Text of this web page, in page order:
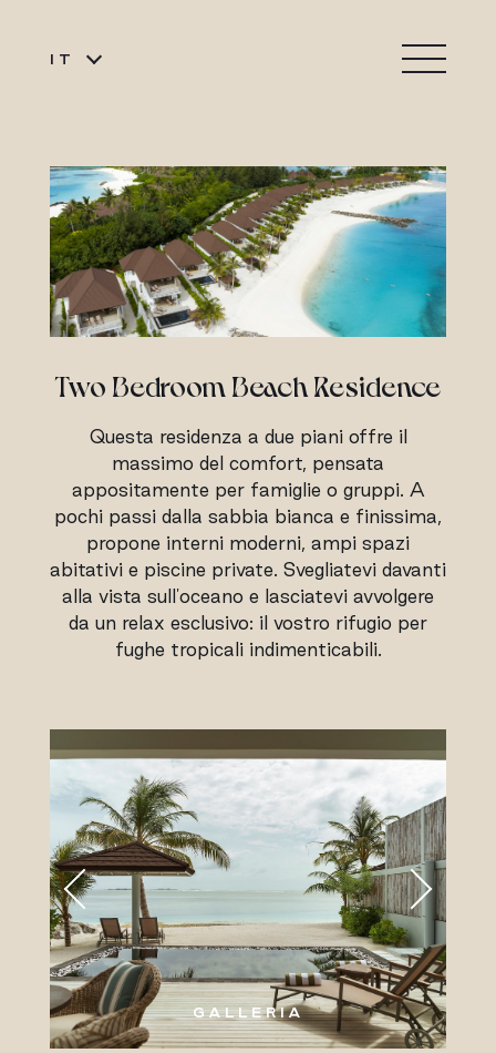
IT
Two Bedroom Beach Residence
Questa residenza a due piani offre il
massimo del comfort, pensata
appositamente per famiglie o gruppi. A
pochi passi dalla sabbia bianca e finissima,
propone interni moderni, ampi spazi
abitativi e piscine private. Svegliatevi davanti
alla vista sull'oceano e lasciatevi avvolgere
da un relax esclusivo: il vostro rifugio per
fughe tropicali indimenticabili.
GALLERIA